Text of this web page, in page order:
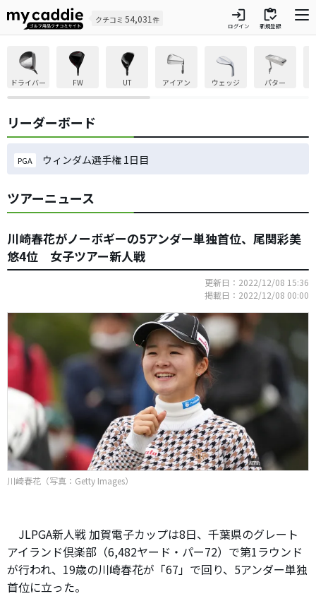
クチコミ 54,031 件 login
ログイン
inventory
新規登録
ドライバー FW UT アイアン ウェッジ パター
リーダーボード
PGA ウィンダム選手権 1日目
ツアーニュース
川崎春花がノーボギーの5アンダー単独首位、尾関彩美
悠4位 女子ツアー新人戦
更新日：2022/12/08 15:36
掲載日：2022/12/08 00:00
川崎春花（写真：Getty Images）
JLPGA新人戦 加賀電子カップは8日、千葉県のグレート
アイランド倶楽部（6,482ヤード・パー72）で第1ラウンド
が行われ、19歳の川崎春花が「67」で回り、5アンダー単独
首位に立った。